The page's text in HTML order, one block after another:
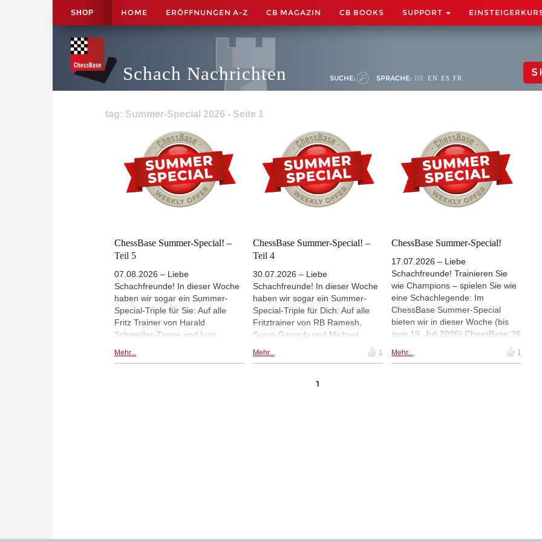
SHOP HOME ERÖFFNUNGEN A-Z CB MAGAZIN CB BOOKS SUPPORT
Schach Nachrichten SUCHE: SPRACHE: DE EN ES FR
tag: Summer-Special 2026 - Seite 1
ChessBase Summer-Special! –
Teil 5
07.08.2026 – Liebe
Schachfreunde! In dieser Woche
haben wir sogar ein Summer-
Special-Triple für Sie: Auf alle
Fritz Trainer von Harald
Schneider-Zinner und Ivan
Woche (bis zum 9. August 2026)
Mehr...
ChessBase Summer-Special! –
Teil 4
30.07.2026 – Liebe
Schachfreunde! In dieser Woche
haben wir sogar ein Summer-
Special-Triple für Dich: Auf alle
Fritztrainer von RB Ramesh,
Surya Ganguly und Michael
Prusikin bekommst Du in dieser
Woche (bis zum 2. August 2026)
Mehr... 1
ChessBase Summer-Special!
17.07.2026 – Liebe
Schachfreunde! Trainieren Sie
wie Champions – spielen Sie wie
eine Schachlegende: Im
ChessBase Summer-Special
bieten wir in dieser Woche (bis
zum 19. Juli 2026) ChessBase´26
günstigen Paketpreis an: beide
Mehr... 1
1